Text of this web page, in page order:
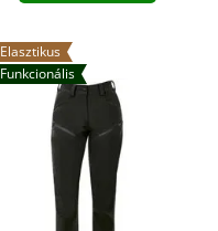
Elasztikus
Funkcionális